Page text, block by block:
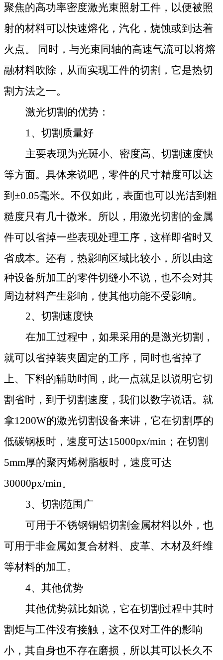
聚焦的高功率密度激光束照射工件，以便被照
射的材料可以快速熔化，汽化，烧蚀或到达着
火点。
同时，与光束同轴的高速气流可以将熔
融材料吹除，从而实现工件的切割， 它是热切
割方法之一。
激光切割的优势：
1、切割质量好
主要表现为光斑小、密度高、切割速度快
等方面。具体来说吧，零件的尺寸精度可以达
到 ±0.05毫米。不仅如此，表面也可以光洁到粗
糙度只有几十微米。所以，用激光切割的金属
件可以省掉一些表现处理工序，这样即省时又
省成本。 还有，热影响区域比较小，所以由这
种设备所加工的零件切缝小不说，也不会对其
周边材料产生影响，使其他功能不受影响。
2、切割速度快
在加工过程中，如果采用的是激光切割，
就可以省掉装夹固定的工序，同时也省掉了
上、下料的辅助时间，此一点就足以说明它切
割省时，到于切割速度，我们以数字说话。就
拿1200W的激光切割设备来讲，它在切割厚的
低碳钢板时，速度可达15000px/min；在切割
5mm厚的聚丙烯树脂板时，速度可达
30000px/min。
3、切割范围广
可用于不锈钢铜铝切割金属材料以外，也
可用于非金属如复合材料、皮革、木材及纤维
等材料的加工。
4、其他优势
其他优势就比如说，它在切割过程中其时
割炬与工件没有接触，这不仅对工件的影响
小，其自身也不存在磨损，所以其可以长久不